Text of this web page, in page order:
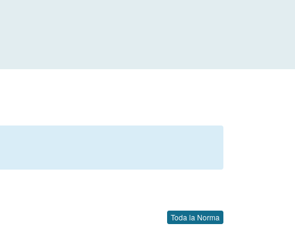
Toda la Norma